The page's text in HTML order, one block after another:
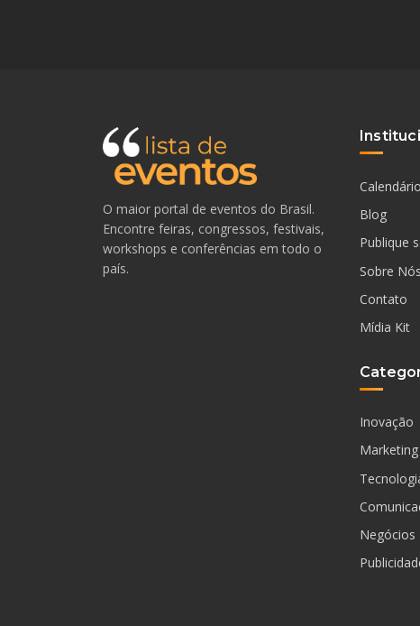
O maior portal de eventos do Brasil.
Encontre feiras, congressos, festivais,
workshops e conferências em todo o
país.
Blog
Publique
Sobre Nós
Contato
Mídia Kit
Inovação
Marketing
Negócios